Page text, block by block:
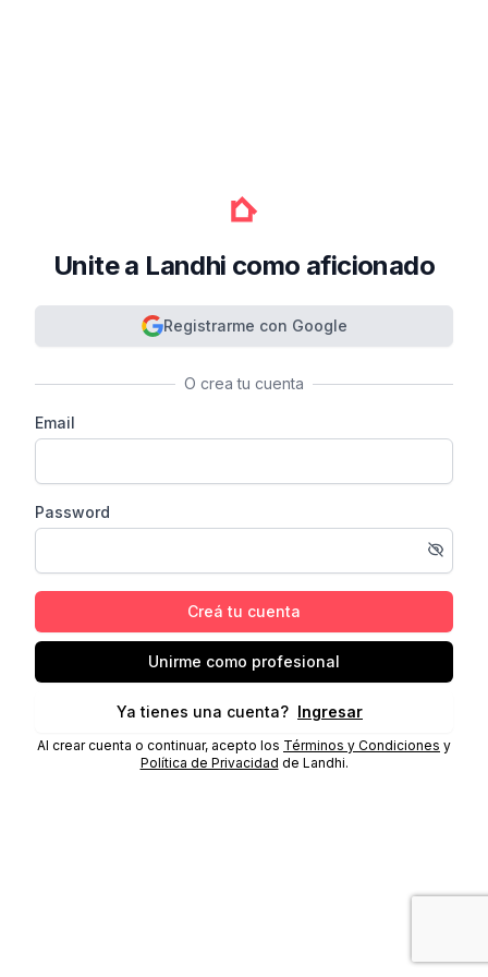
Unite a Landhi como aficionado
Registrarme con Google
O crea tu cuenta
Email
Password
Creá tu cuenta
Unirme como profesional
Ya tienes una cuenta? Ingresar
Al crear cuenta o continuar, acepto los Términos y Condiciones y
Política de Privacidad de Landhi.